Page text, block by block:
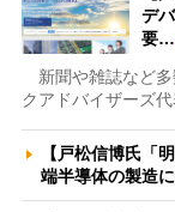
デ
要…
新聞や雑誌など多
クアドバイザーズ
【戸松信博氏「
端半導体の製造